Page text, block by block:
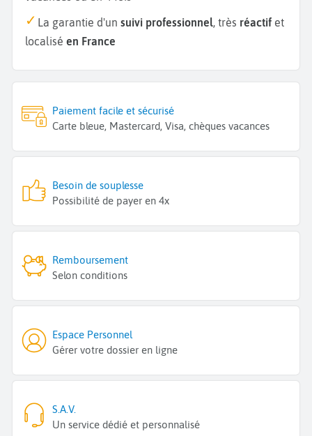
La garantie d'un suivi professionnel, très réactif et
localisé en France
Paiement facile et sécurisé
Carte bleue, Mastercard, Visa, chèques vacances
Besoin de souplesse
Possibilité de payer en 4x
Remboursement
Selon conditions
Espace Personnel
Gérer votre dossier en ligne
S.A.V.
Un service dédié et personnalisé